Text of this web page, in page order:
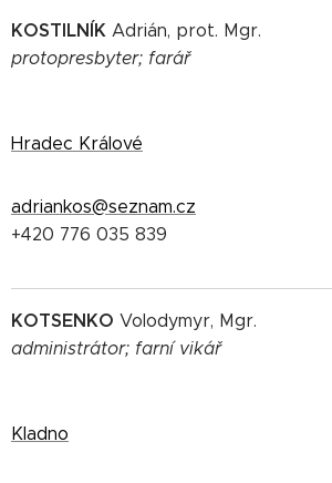
KOSTILNÍK Adrián, prot. Mgr.
protopresbyter; farář
Hradec Králové
adriankos@seznam.cz
+420 776 035 839
KOTSENKO Volodymyr, Mgr.
administrátor; farní vikář
Kladno